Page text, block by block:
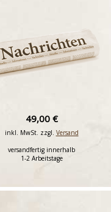
49,00 €
inkl. MwSt. zzgl. Versand
versandfertig innerhalb
1-2 Arbeitstage